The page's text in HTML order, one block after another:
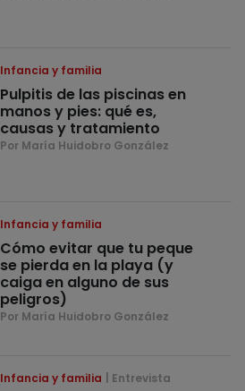
Infancia y familia
Pulpitis de las piscinas en
manos y pies: qué es,
causas y tratamiento
Por María Huidobro González
Infancia y familia
Cómo evitar que tu peque
se pierda en la playa (y
caiga en alguno de sus
peligros)
Por María Huidobro González
Infancia y familia Entrevista